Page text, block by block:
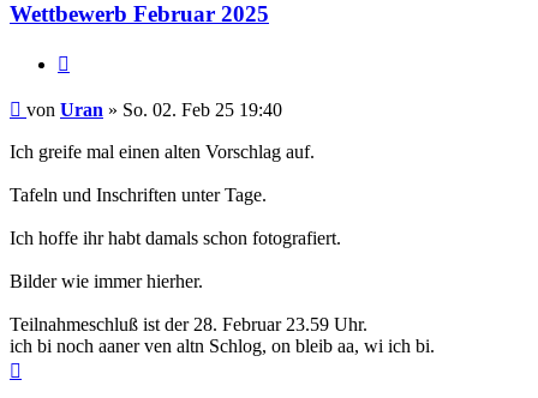
Wettbewerb Februar 2025
Beitrag
von Uran » So. 02. Feb 25 19:40
Ich greife mal einen alten Vorschlag auf.
Tafeln und Inschriften unter Tage.
Ich hoffe ihr habt damals schon fotografiert.
Bilder wie immer hierher.
Teilnahmeschluß ist der 28. Februar 23.59 Uhr.
ich bi noch aaner ven altn Schlog, on bleib aa, wi ich bi.